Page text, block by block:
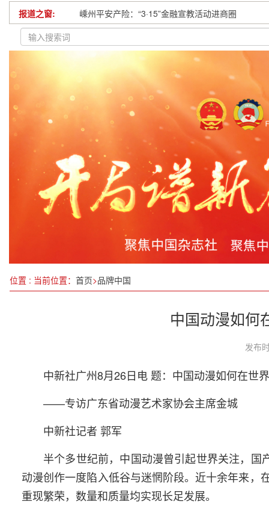
报道之窗:
赵东楼：破“堵”立“智”，以原创科技夯实能源安全
四川达州重塑交通版图 三年会战完成投资852.3亿
赋能高校青年 共筑乡村儿童健康成长路
惠州代表团举行开放团组会议
让“绿叶”变“金叶”
湖北联知科技掌门人黄薪存：紧跟国家步伐，以创
2023重庆企业100强出炉新增13张新面孔
中国内地2025年春节档首日票房破纪录
位置 : 当前位置： 首页>品牌中国
中国动漫如何
发布
中新社广州8月26日电 题：中国动漫如何在世
——专访广东省动漫艺术家协会主席金城
中新社记者 郭军
半个多世纪前，中国动漫曾引起世界关注，国
动漫创作一度陷入低谷与迷惘阶段。近十余年来
重现繁荣，数量和质量均实现长足发展。